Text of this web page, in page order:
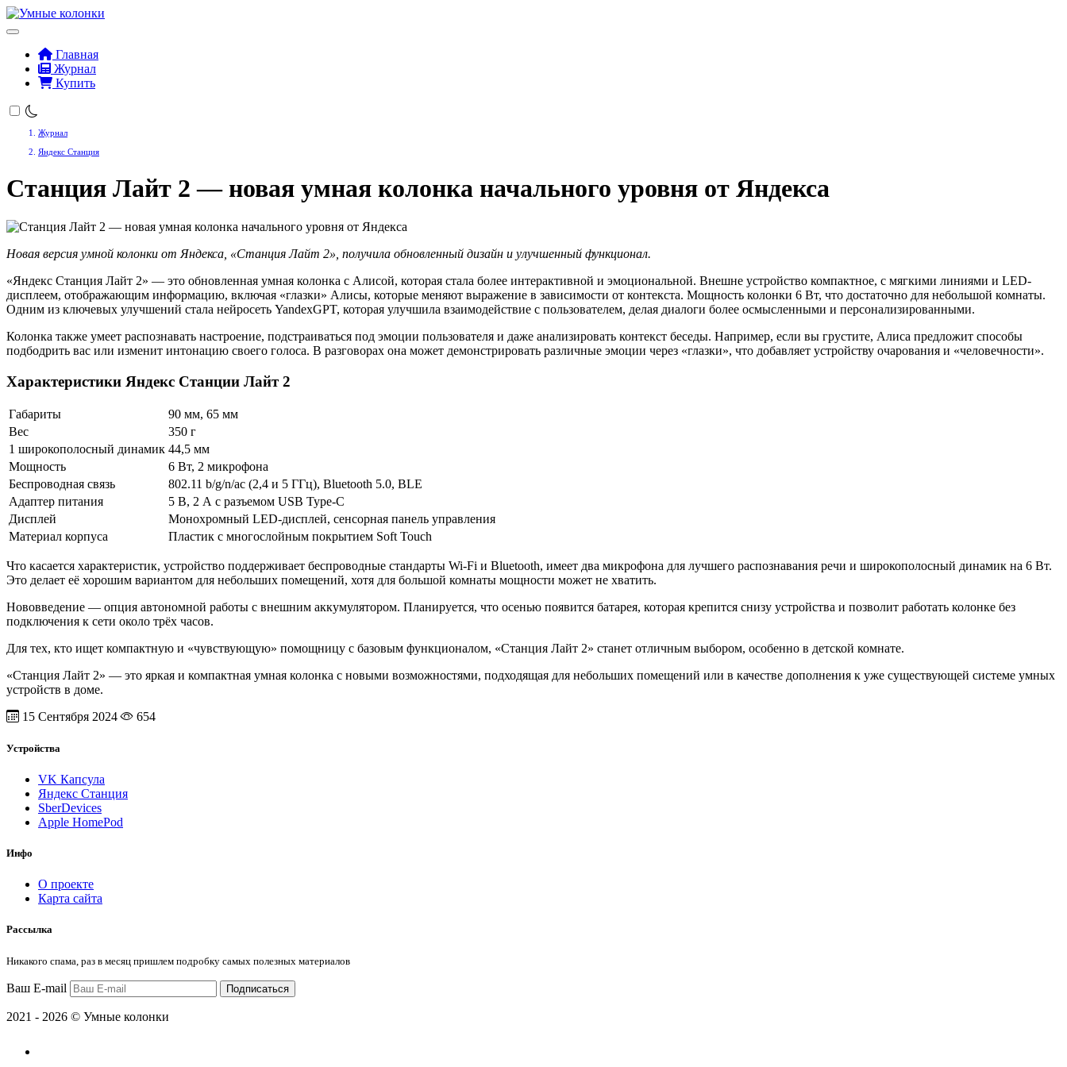
Главная
Журнал
Купить
Журнал
Яндекс Станция
Станция Лайт 2 — новая умная колонка начального уровня от Яндекса
Новая версия умной колонки от Яндекса, «Станция Лайт 2», получила обновленный дизайн и улучшенный функционал.
«Яндекс Станция Лайт 2» — это обновленная умная колонка с Алисой, которая стала более интерактивной и эмоциональной. Внешне устройство компактное, с мягкими линиями и LED-
дисплеем, отображающим информацию, включая «глазки» Алисы, которые меняют выражение в зависимости от контекста. Мощность колонки 6 Вт, что достаточно для небольшой комнаты.
Одним из ключевых улучшений стала нейросеть YandexGPT, которая улучшила взаимодействие с пользователем, делая диалоги более осмысленными и персонализированными.
Колонка также умеет распознавать настроение, подстраиваться под эмоции пользователя и даже анализировать контекст беседы. Например, если вы грустите, Алиса предложит способы
подбодрить вас или изменит интонацию своего голоса. В разговорах она может демонстрировать различные эмоции через «глазки», что добавляет устройству очарования и «человечности».
Характеристики Яндекс Станции Лайт 2
Габариты
90 мм, 65 мм
Вес
350 г
1 широкополосный динамик 44,5 мм
Мощность
6 Вт, 2 микрофона
Беспроводная связь
802.11 b/g/n/ac (2,4 и 5 ГГц), Bluetooth 5.0, BLE
Адаптер питания
5 В, 2 А с разъемом USB Type-C
Дисплей
Монохромный LED-дисплей, сенсорная панель управления
Материал корпуса
Пластик с многослойным покрытием Soft Touch
Что касается характеристик, устройство поддерживает беспроводные стандарты Wi-Fi и Bluetooth, имеет два микрофона для лучшего распознавания речи и широкополосный динамик на 6 Вт.
Это делает её хорошим вариантом для небольших помещений, хотя для большой комнаты мощности может не хватить.
Нововведение — опция автономной работы с внешним аккумулятором. Планируется, что осенью появится батарея, которая крепится снизу устройства и позволит работать колонке без
подключения к сети около трёх часов.
Для тех, кто ищет компактную и «чувствующую» помощницу с базовым функционалом, «Станция Лайт 2» станет отличным выбором, особенно в детской комнате.
«Станция Лайт 2» — это яркая и компактная умная колонка с новыми возможностями, подходящая для небольших помещений или в качестве дополнения к уже существующей системе умных
устройств в доме.
15 Сентября 2024
654
Устройства
VK Капсула
Яндекс Станция
SberDevices
Apple HomePod
Инфо
О проекте
Карта сайта
Рассылка
Никакого спама, раз в месяц пришлем подробку самых полезных материалов
Ваш E-mail Подписаться
2021 - 2026 © Умные колонки